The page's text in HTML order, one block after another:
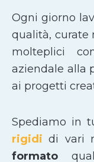
Ogni giorno
qualità, curate
molteplici
aziendale alla
ai progetti
Spediamo in
rigididi vari
formato